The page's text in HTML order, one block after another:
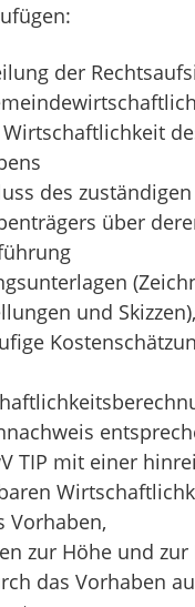
der
des
über
und Skizzen),
TIP mit einer
Vorhaben,
zur Höhe und
das Vorhaben